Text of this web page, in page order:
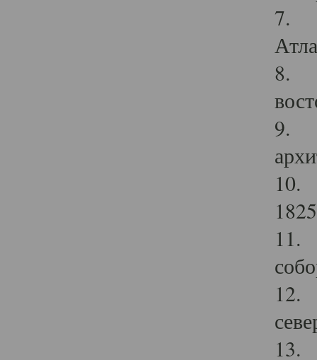
7.
8.
9.
10.
11.
12.
13.